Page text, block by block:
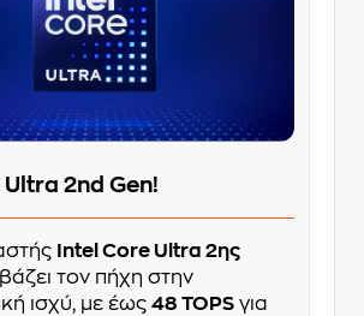
Ultra 2nd Gen!
Intel Core Ultra 2ης
τον πήχη στην
ισχύ, με έως 48 TOPS για